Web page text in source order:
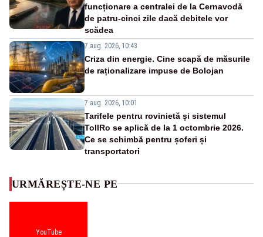
funcționare a centralei de la Cernavodă
de patru-cinci zile dacă debitele vor
scădea
7 aug. 2026, 10:43
Criza din energie. Cine scapă de măsurile
de raționalizare impuse de Bolojan
7 aug. 2026, 10:01
Tarifele pentru rovinietă și sistemul
TollRo se aplică de la 1 octombrie 2026.
Ce se schimbă pentru șoferi și
transportatori
URMĂREȘTE-NE PE
YouTube